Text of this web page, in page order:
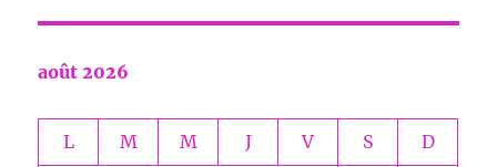
août 2026
L M M J V S D